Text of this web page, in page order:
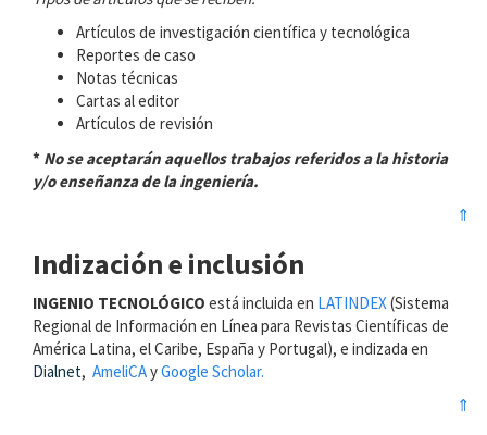
Artículos de investigación científica y tecnológica
Reportes de caso
Notas técnicas
Cartas al editor
Artículos de revisión
* No se aceptarán aquellos trabajos referidos a la historia
y/o enseñanza de la ingeniería.
⇑
Indización e inclusión
INGENIO TECNOLÓGICO está incluida en LATINDEX (Sistema
Regional de Información en Línea para Revistas Científicas de
América Latina, el Caribe, España y Portugal), e indizada en
Dialnet, AmeliCAyGoogle Scholar.
⇑